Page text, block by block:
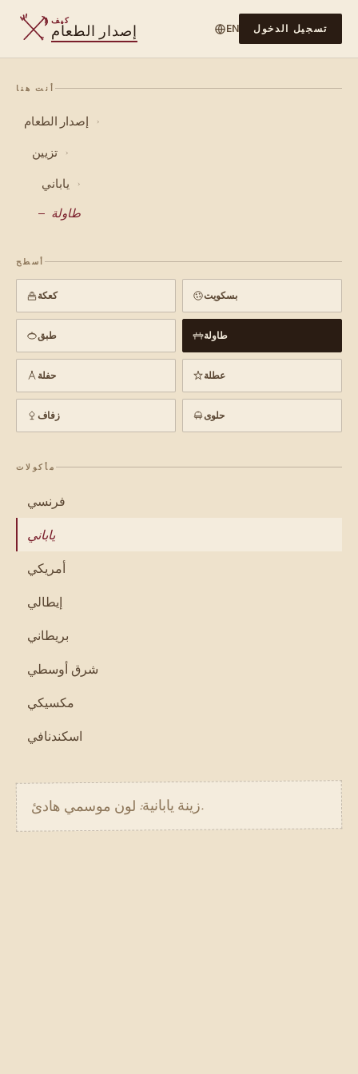
كيف
إصدار الطعام EN تسجيل الدخول
أنت هنا
إصدار الطعام ›
تزيين ›
ياباني ›
طاولة
أسطح
كعكة بسكويت
طبق طاولة
حفلة عطلة
زفاف حلوى
مأكولات
فرنسي
ياباني
أمريكي
إيطالي
بريطاني
شرق أوسطي
مكسيكي
اسكندنافي
زينة يابانية: لون موسمي هادئ.